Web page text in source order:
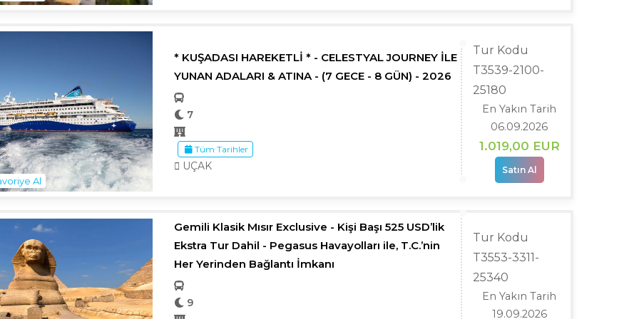
Al
* KUŞADASI HAREKETLİ * - CELESTYAL JOURNEY İLE
YUNAN ADALARI & ATINA - (7 GECE - 8 GÜN) - 2026
7
Tüm Tarihler
UÇAK
Tur Kodu
T3539-2100-
25180
En Yakın Tarih
06.09.2026
1.019,00 EUR
Satın Al
Gemili Klasik Mısır Exclusive - Kişi Başı 525 USD’lik
Ekstra Tur Dahil - Pegasus Havayolları ile, T.C.’nin
Her Yerinden Bağlantı İmkanı
9
Tur Kodu
T3553-3311-
25340
En Yakın Tarih
19.09.2026